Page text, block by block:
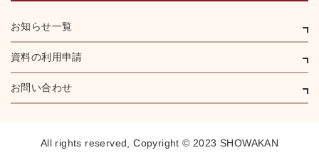
お知らせ一覧
資料の利用申請
お問い合わせ
All rights reserved,Copyright © 2023 SHOWAKAN